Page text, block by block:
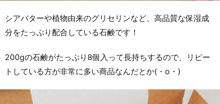
シアバターや植物由来のグリセリンなど、高品質な保湿成
分をたっぷり配合している石鹸です！
200gの石鹸がたっぷり8個入って長持ちするので、リピー
トしている方が非常に多い商品なんだとか(・o・)